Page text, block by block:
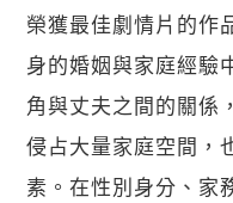
榮獲最佳劇情片的作
身的婚姻與家庭經驗
角與丈夫之間的關係
侵占大量家庭空間，
素。在性別身分、家